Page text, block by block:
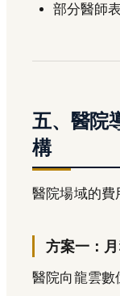
部分醫師
五、醫院
構
醫院場域的費
方案一：
醫院向龍雲數